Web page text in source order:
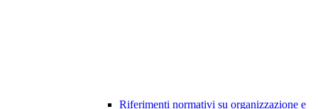
Riferimenti normativi su organizzazione e